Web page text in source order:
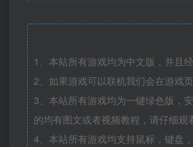
1、本站所有游戏均为中文版，并且
2、如果游戏可以联机我们会在游戏
3、本站所有游戏均为一键绿色版，
的均有图文或者视频教程，请仔细观
4、本站所有游戏均支持鼠标，键盘